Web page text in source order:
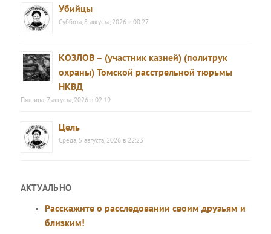
Убийцы
Суббота, 8 августа, 2026 в 00:27
КОЗЛОВ – (участник казней) (политрук
охраны) Томской расстрельной тюрьмы
НКВД
Пятница, 7 августа, 2026 в 02:19
Цель
Среда, 5 августа, 2026 в 22:23
АКТУАЛЬНО
Расскажите о расследовании своим друзьям и
близким!